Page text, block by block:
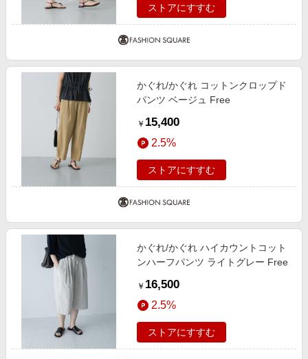
ストアにすすむ
かぐれ/かぐれ コットンクロップド
パンツ ベージュ Free
￥ 15,400
2.5%
ストアにすすむ
かぐれ/かぐれ ハイカウントコット
ンハーフパンツ ライトグレー Free
￥ 16,500
2.5%
ストアにすすむ